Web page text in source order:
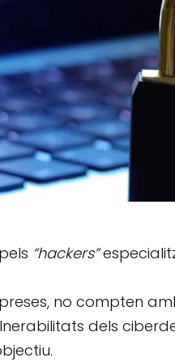
“hackers”
no compten
dels